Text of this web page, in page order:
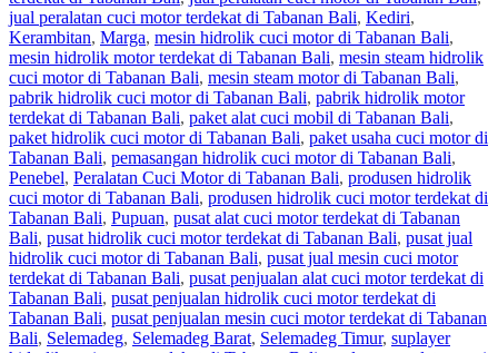
jual peralatan cuci motor terdekat di Tabanan Bali, Kediri,
Kerambitan, Marga, mesin hidrolik cuci motor di Tabanan Bali,
mesin hidrolik motor terdekat di Tabanan Bali, mesin steam hidrolik
cuci motor di Tabanan Bali, mesin steam motor di Tabanan Bali,
pabrik hidrolik cuci motor di Tabanan Bali, pabrik hidrolik motor
terdekat di Tabanan Bali, paket alat cuci mobil di Tabanan Bali,
paket hidrolik cuci motor di Tabanan Bali, paket usaha cuci motor di
Tabanan Bali, pemasangan hidrolik cuci motor di Tabanan Bali,
Penebel, Peralatan Cuci Motor di Tabanan Bali, produsen hidrolik
cuci motor di Tabanan Bali, produsen hidrolik cuci motor terdekat di
Tabanan Bali, Pupuan, pusat alat cuci motor terdekat di Tabanan
Bali, pusat hidrolik cuci motor terdekat di Tabanan Bali, pusat jual
hidrolik cuci motor di Tabanan Bali, pusat jual mesin cuci motor
terdekat di Tabanan Bali, pusat penjualan alat cuci motor terdekat di
Tabanan Bali, pusat penjualan hidrolik cuci motor terdekat di
Tabanan Bali, pusat penjualan mesin cuci motor terdekat di Tabanan
Bali, Selemadeg, Selemadeg Barat, Selemadeg Timur, suplayer